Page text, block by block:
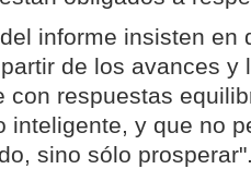
informe insisten en
de los avances y
con respuestas
inteligente, y que no
sino sólo